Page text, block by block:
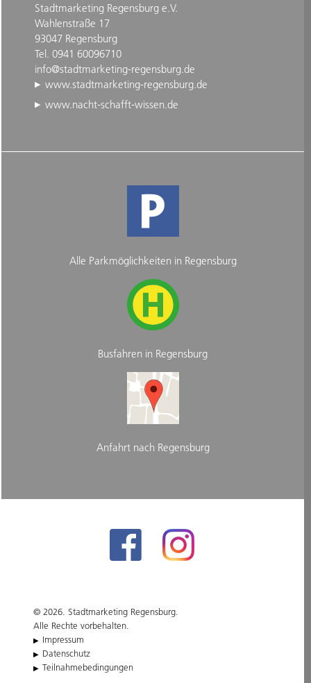
Stadtmarketing Regensburg e.V.
Wahlenstraße 17
93047 Regensburg
Tel. 0941 60096710
info@stadtmarketing-regensburg.de
www.stadtmarketing-regensburg.de
www.nacht-schafft-wissen.de
Alle Parkmöglichkeiten in Regensburg
Busfahren in Regensburg
Anfahrt nach Regensburg
© 2026. Stadtmarketing Regensburg.
Alle Rechte vorbehalten.
Impressum
Datenschutz
Teilnahmebedingungen